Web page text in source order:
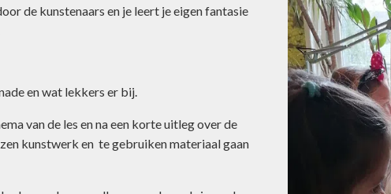
de kunstenaars en je leert je eigen fantasie
en wat lekkers er bij.
van de les en na een korte uitleg over de
kunstwerk en te gebruiken materiaal gaan